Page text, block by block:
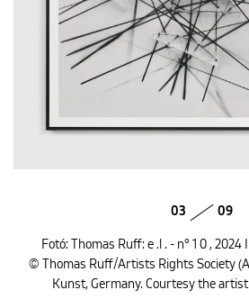
03 09
Fotó: Thomas Ruff: e .l . - n° 1 0 ,
© Thomas Ruff/Artists Rights Society
Kunst, Germany. Courtesy the